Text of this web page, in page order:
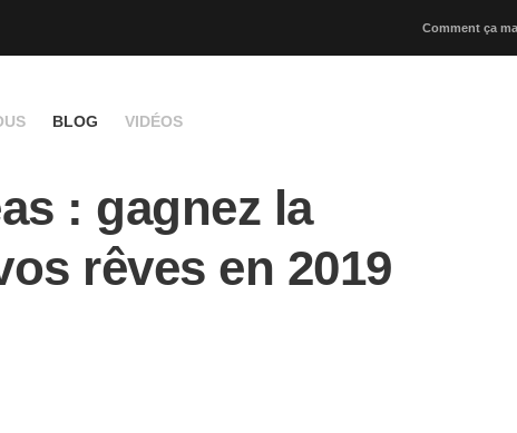
Comment ça
BLOG VIDÉOS
: gagnez la
rêves en 2019